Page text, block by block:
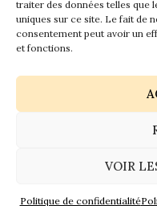
traiter des données telles que
uniques sur ce site. Le fait de
consentement peut avoir un
et fonctions.
VOIR
Politique de confidentialité
Living in Cognac Land
La vigne & Le verre
Newsletter
Dégustation sensorielle & Écriture